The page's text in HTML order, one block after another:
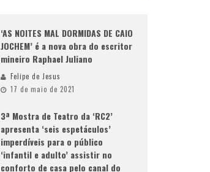
‘AS NOITES MAL DORMIDAS DE CAIO
JOCHEM’ é a nova obra do escritor
mineiro Raphael Juliano
Felipe de Jesus
17 de maio de 2021
3ª Mostra de Teatro da ‘RC2’
apresenta ‘seis espetáculos’
imperdíveis para o público
‘infantil e adulto’ assistir no
conforto de casa pelo canal do